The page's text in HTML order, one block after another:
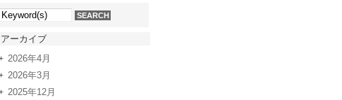
アーカイブ
2026年4月
2026年3月
2025年12月